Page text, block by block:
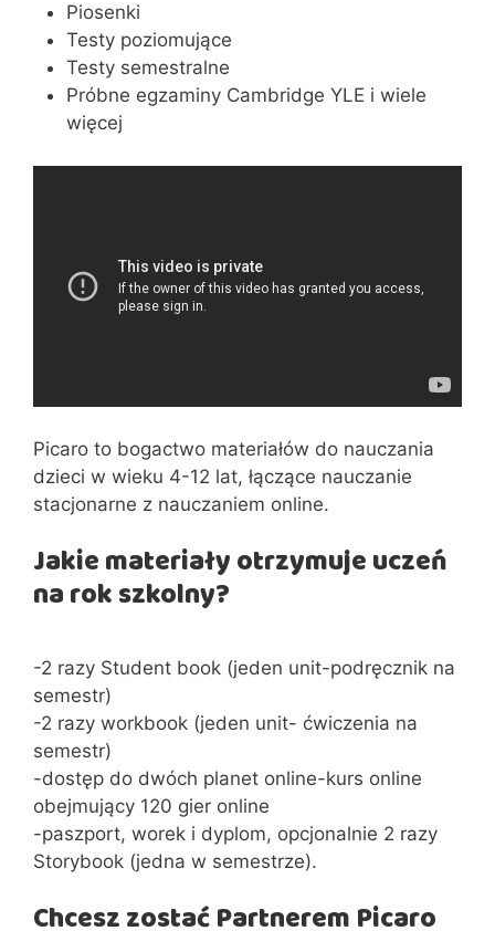
Piosenki
Testy poziomujące
Testy semestralne
Próbne egzaminy Cambridge YLE i wiele
więcej
Picaro to bogactwo materiałów do nauczania
dzieci w wieku 4-12 lat, łączące nauczanie
stacjonarne z nauczaniem online.
Jakie materiały otrzymuje uczeń
na rok szkolny?
-2 razy Student book (jeden unit-podręcznik na
semestr)
-2 razy workbook (jeden unit- ćwiczenia na
semestr)
-dostęp do dwóch planet online-kurs online
obejmujący 120 gier online
-paszport, worek i dyplom, opcjonalnie 2 razy
Storybook (jedna w semestrze).
Chcesz zostać Partnerem Picaro